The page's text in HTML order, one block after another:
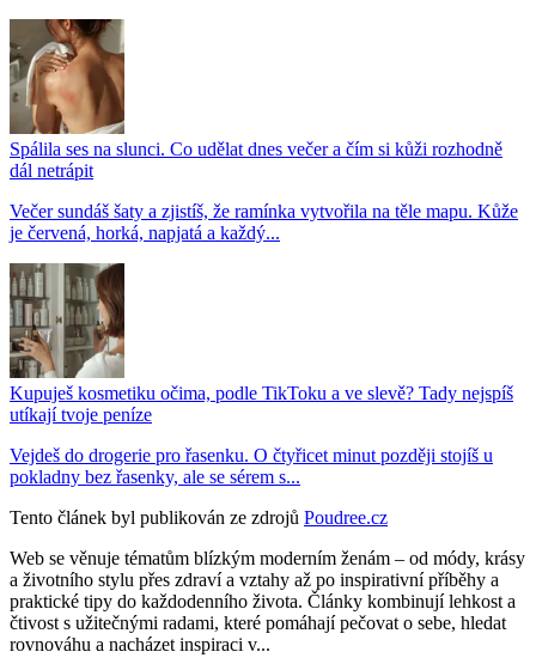
Spálila ses na slunci. Co udělat dnes večer a čím si kůži rozhodně
dál netrápit
Večer sundáš šaty a zjistíš, že ramínka vytvořila na těle mapu. Kůže
je červená, horká, napjatá a každý...
Kupuješ kosmetiku očima, podle TikToku a ve slevě? Tady nejspíš
utíkají tvoje peníze
Vejdeš do drogerie pro řasenku. O čtyřicet minut později stojíš u
pokladny bez řasenky, ale se sérem s...
Tento článek byl publikován ze zdrojů Poudree.cz
Web se věnuje tématům blízkým moderním ženám – od módy, krásy
a životního stylu přes zdraví a vztahy až po inspirativní příběhy a
praktické tipy do každodenního života. Články kombinují lehkost a
čtivost s užitečnými radami, které pomáhají pečovat o sebe, hledat
rovnováhu a nacházet inspiraci v...